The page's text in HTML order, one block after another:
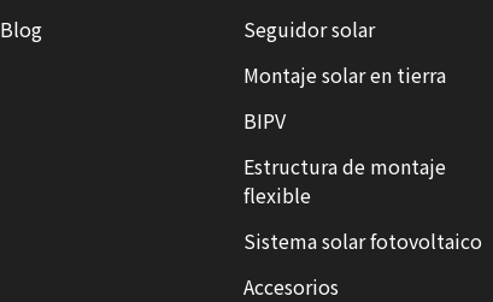
Blog
Seguidor solar
Montaje solar en tierra
BIPV
Estructura de montaje
flexible
Sistema solar fotovoltaico
Accesorios